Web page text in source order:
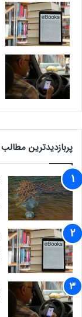
پربازدیدترین مطالب